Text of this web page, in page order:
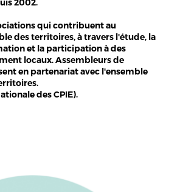
2002.
qui contribuent au
des territoires, à travers l'étude, la
et la participation à des
locaux. Assembleurs de
en partenariat avec l'ensemble
des CPIE).